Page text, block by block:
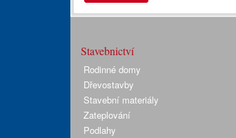
Stavebnictví
Rodinné domy
Dřevostavby
Stavební materiály
Zateplování
Podlahy